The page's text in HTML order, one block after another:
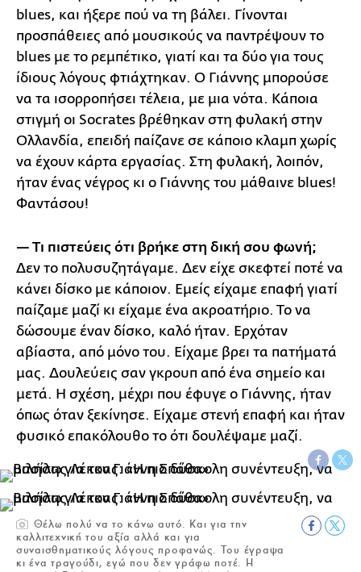
blues, και ήξερε πού να τη βάλει. Γίνονται
προσπάθειες από μουσικούς να παντρέψουν το
blues με το ρεμπέτικο, γιατί και τα δύο για τους
ίδιους λόγους φτιάχτηκαν. Ο Γιάννης μπορούσε
να τα ισορροπήσει τέλεια, με μια νότα. Κάποια
στιγμή οι Socrates βρέθηκαν στη φυλακή στην
Ολλανδία, επειδή παίζανε σε κάποιο κλαμπ χωρίς
να έχουν κάρτα εργασίας. Στη φυλακή, λοιπόν,
ήταν ένας νέγρος κι ο Γιάννης του μάθαινε blues!
Φαντάσου!
— Τι πιστεύεις ότι βρήκε στη δική σου φωνή;
Δεν το πολυσυζητάγαμε. Δεν είχε σκεφτεί ποτέ να
κάνει δίσκο με κάποιον. Εμείς είχαμε επαφή γιατί
παίζαμε μαζί κι είχαμε ένα ακροατήριο. Το να
δώσουμε έναν δίσκο, καλό ήταν. Ερχόταν
αβίαστα, από μόνο του. Είχαμε βρει τα πατήματά
μας. Δουλεύεις σαν γκρουπ από ένα σημείο και
μετά. Η σχέση, μέχρι που έφυγε ο Γιάννης, ήταν
όπως όταν ξεκίνησε. Είχαμε στενή επαφή και ήταν
φυσικό επακόλουθο το ότι δουλέψαμε μαζί.
Θέλω πολύ να το κάνω αυτό. Και για την
καλλιτεχνική του αξία αλλά και για
συναισθηματικούς λόγους προφανώς. Του έγραψα
κι ένα τραγούδι, εγώ που δεν γράφω ποτέ. Η